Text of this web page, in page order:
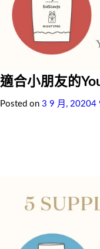
適合小朋友的
Posted on 3 9 月, 20204